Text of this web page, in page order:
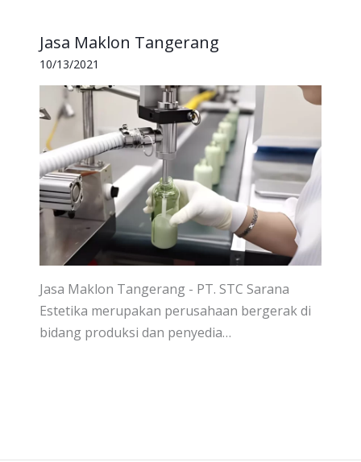
Jasa Maklon Tangerang
10/13/2021
Jasa Maklon Tangerang - PT. STC Sarana
Estetika merupakan perusahaan bergerak di
bidang produksi dan penyedia…